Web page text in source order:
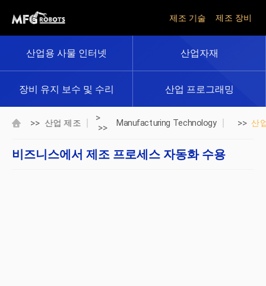
제조 기술 제조 장비
산업용 사물 인터넷 산업자재
장비 유지 보수 및 수리 산업 프로그래밍
>> 산업 제조
>
>>
Manufacturing Technology >> 산
비즈니스에서 제조 프로세스 자동화 수용